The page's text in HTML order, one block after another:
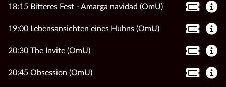
18:15 Bitteres Fest - Amarga navidad (OmU)
19:00 Lebensansichten eines Huhns (OmU)
20:30 The Invite (OmU)
20:45 Obsession (OmU)